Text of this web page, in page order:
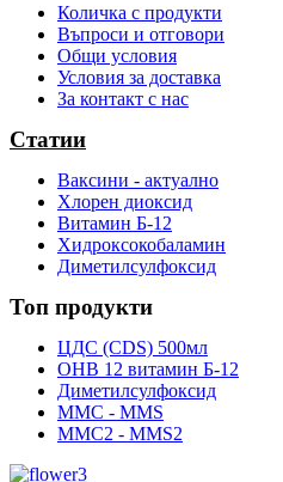
Количка с продукти
Въпроси и отговори
Общи условия
Условия за доставка
За контакт с нас
Статии
Ваксини - актуално
Хлорен диоксид
Витамин Б-12
Хидроксокобаламин
Диметилсулфоксид
Топ продукти
ЦДС (CDS) 500мл
OHB 12 витамин Б-12
Диметилсулфоксид
ММС - MMS
ММС2 - MMS2